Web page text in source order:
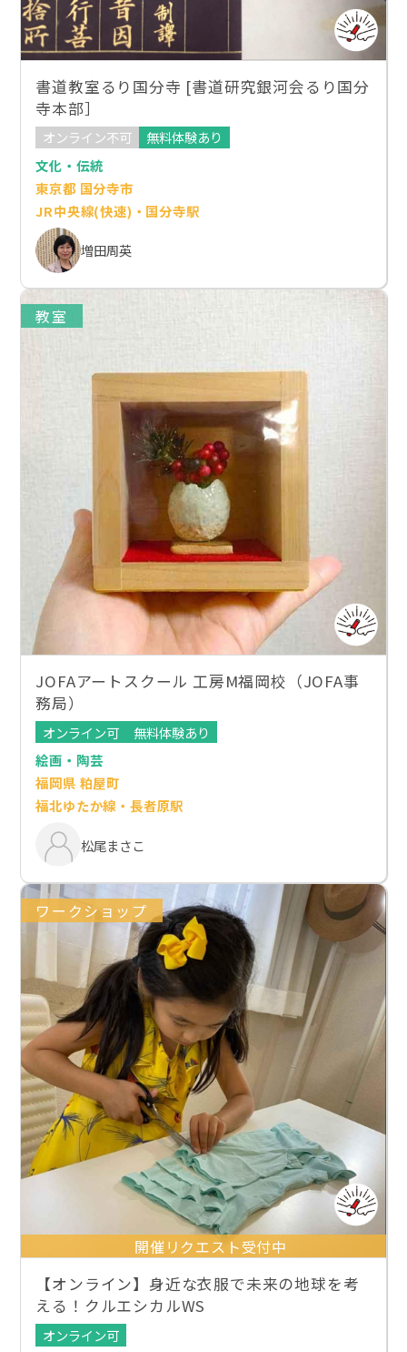
書道教室るり国分寺 [書道研究銀河会るり国分
寺本部］
オンライン不可
無料体験あり
文化・伝統
東京都 国分寺市
JR中央線(快速)・国分寺駅
増田周英
教室
JOFAアートスクール 工房M福岡校（JOFA事
務局）
オンライン可
無料体験あり
絵画・陶芸
福岡県 粕屋町
福北ゆたか線・長者原駅
松尾まさこ
ワークショップ
開催リクエスト受付中
【オンライン】身近な衣服で未来の地球を考
える！クルエシカルWS
オンライン可